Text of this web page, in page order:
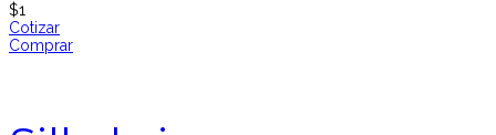
$1
Cotizar
Comprar